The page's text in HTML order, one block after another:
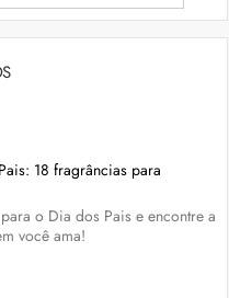
18 fragrâncias para
o Dia dos Pais e encontre a
você ama!